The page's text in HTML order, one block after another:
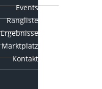
Events
Rangliste
Ergebnisse
Marktplatz
Kontakt